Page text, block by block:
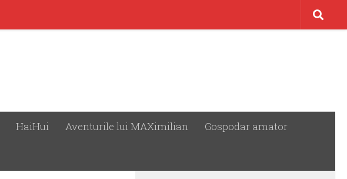
HaiHui Aventurile lui MAXimilian Gospodar amator